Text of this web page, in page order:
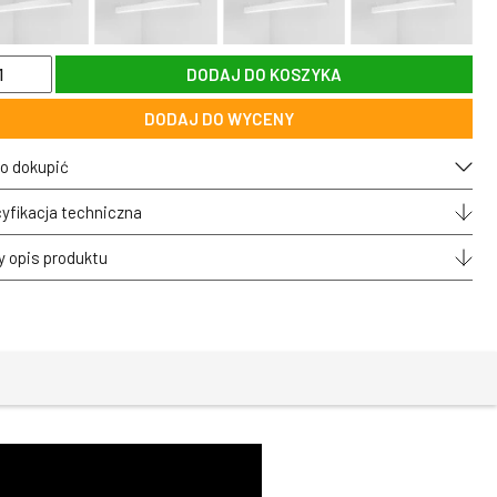
DODAJ DO KOSZYKA
DODAJ DO WYCENY
dokupić
techniczna
opis produktu